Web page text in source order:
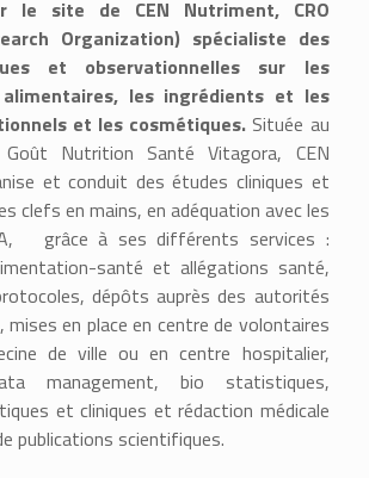
le site de CEN Nutriment, CRO
Organization) spécialiste des
et observationnelles sur les
alimentaires, les ingrédients et les
et les cosmétiques. Située au
Nutrition Santé Vitagora, CEN
et conduit des études cliniques et
clefs en mains, en adéquation avec les
grâce à ses différents services :
santé et allégations santé,
dépôts auprès des autorités
en place en centre de volontaires
de ville ou en centre hospitalier,
management, bio statistiques,
et cliniques et rédaction médicale
publications scientifiques.